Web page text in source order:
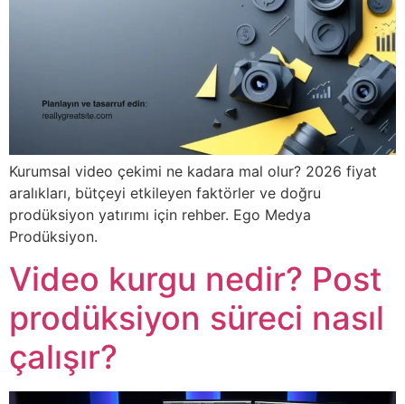
Kurumsal video çekimi ne kadara mal olur? 2026 fiyat
aralıkları, bütçeyi etkileyen faktörler ve doğru
prodüksiyon yatırımı için rehber. Ego Medya
Prodüksiyon.
Video kurgu nedir? Post
prodüksiyon süreci nasıl
çalışır?